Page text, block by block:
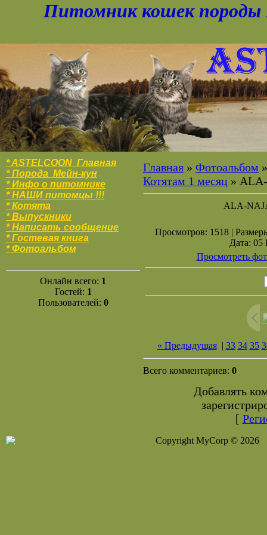
Питомник кошек породы
* ASTELCOON Главная
* Порода Мейн-кун
* Инфо о питомнике
* НАШИ питомцы !!!
* Котята
* Выпускники
* Написать сообщение
* Гостевая книга
* Фотоальбом
Онлайн всего: 1
Гостей: 1
Пользователей: 0
Главная » Фотоальбом
Котятам 1 месяц »
ALA-
Просмотров: 1518 |
Дата:
Просмотреть
« Предыдущая| 33 34 35
Всего комментариев: 0
Добавлять
[
Copyright MyCorp © 2026